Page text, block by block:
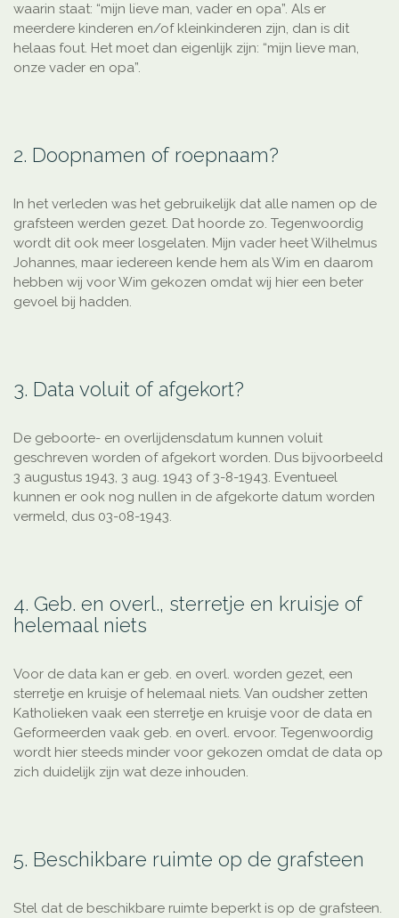
waarin staat: “mijn lieve man, vader en opa”. Als er
meerdere kinderen en/of kleinkinderen zijn, dan is dit
helaas fout. Het moet dan eigenlijk zijn: “mijn lieve man,
onze vader en opa”.
2. Doopnamen of roepnaam?
In het verleden was het gebruikelijk dat alle namen op de
grafsteen werden gezet. Dat hoorde zo. Tegenwoordig
wordt dit ook meer losgelaten. Mijn vader heet Wilhelmus
Johannes, maar iedereen kende hem als Wim en daarom
hebben wij voor Wim gekozen omdat wij hier een beter
gevoel bij hadden.
3. Data voluit of afgekort?
De geboorte- en overlijdensdatum kunnen voluit
geschreven worden of afgekort worden. Dus bijvoorbeeld
3 augustus 1943, 3 aug. 1943 of 3-8-1943. Eventueel
kunnen er ook nog nullen in de afgekorte datum worden
vermeld, dus 03-08-1943.
4. Geb. en overl., sterretje en kruisje of
helemaal niets
Voor de data kan er geb. en overl. worden gezet, een
sterretje en kruisje of helemaal niets. Van oudsher zetten
Katholieken vaak een sterretje en kruisje voor de data en
Geformeerden vaak geb. en overl. ervoor. Tegenwoordig
wordt hier steeds minder voor gekozen omdat de data op
zich duidelijk zijn wat deze inhouden.
5. Beschikbare ruimte op de grafsteen
Stel dat de beschikbare ruimte beperkt is op de grafsteen.